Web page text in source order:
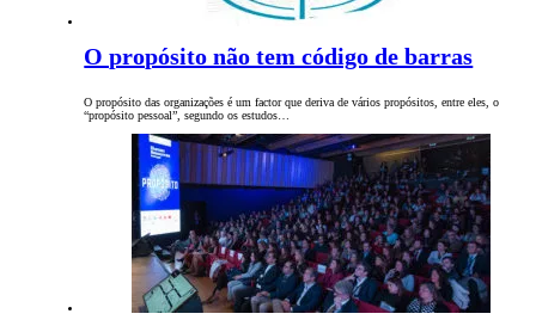
O propósito não tem código de barras
O propósito das organizações é um factor que deriva de vários propósitos, entre eles, o
“propósito pessoal”, segundo os estudos…